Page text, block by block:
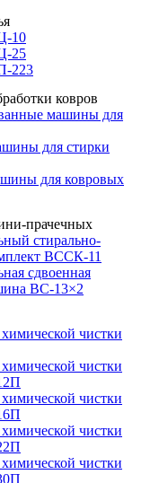
10
25
223
ковров
машины для
для стирки
для ковровых
прачечных
стирально-
ВССК-11
сдвоенная
ВС-13×2
чистки
чистки
чистки
чистки
чистки